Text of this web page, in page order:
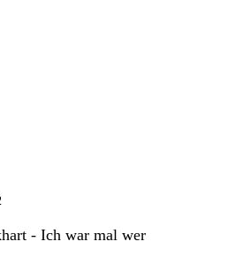
- Ich war mal wer